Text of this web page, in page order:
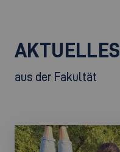
AKTUELLES
aus der Fakultät